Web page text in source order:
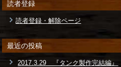
読者登録
読者登録・解除ページ
最近の投稿
2017.3.29 『タンク製作完結編』